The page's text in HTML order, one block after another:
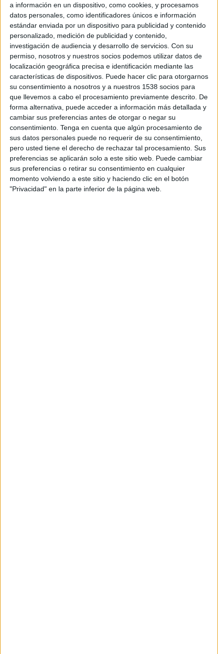
a información en un dispositivo, como cookies, y procesamos
datos personales, como identificadores únicos e información
estándar enviada por un dispositivo para publicidad y contenido
personalizado, medición de publicidad y contenido,
investigación de audiencia y desarrollo de servicios. Con su
permiso, nosotros y nuestros socios podemos utilizar datos de
localización geográfica precisa e identificación mediante las
características de dispositivos. Puede hacer clic para otorgarnos
su consentimiento a nosotros y a nuestros 1538 socios para
que llevemos a cabo el procesamiento previamente descrito. De
forma alternativa, puede acceder a información más detallada y
cambiar sus preferencias antes de otorgar o negar su
consentimiento. Tenga en cuenta que algún procesamiento de
sus datos personales puede no requerir de su consentimiento,
pero usted tiene el derecho de rechazar tal procesamiento. Sus
preferencias se aplicarán solo a este sitio web. Puede cambiar
sus preferencias o retirar su consentimiento en cualquier
momento volviendo a este sitio y haciendo clic en el botón
"Privacidad" en la parte inferior de la página web.
Para finalizar cabe destacar: que con la
consecución de las decimoquintas Crónicas, el
Consistorio local aunará esfuerzos para que sean
consideradas de Interés Turístico Regional.